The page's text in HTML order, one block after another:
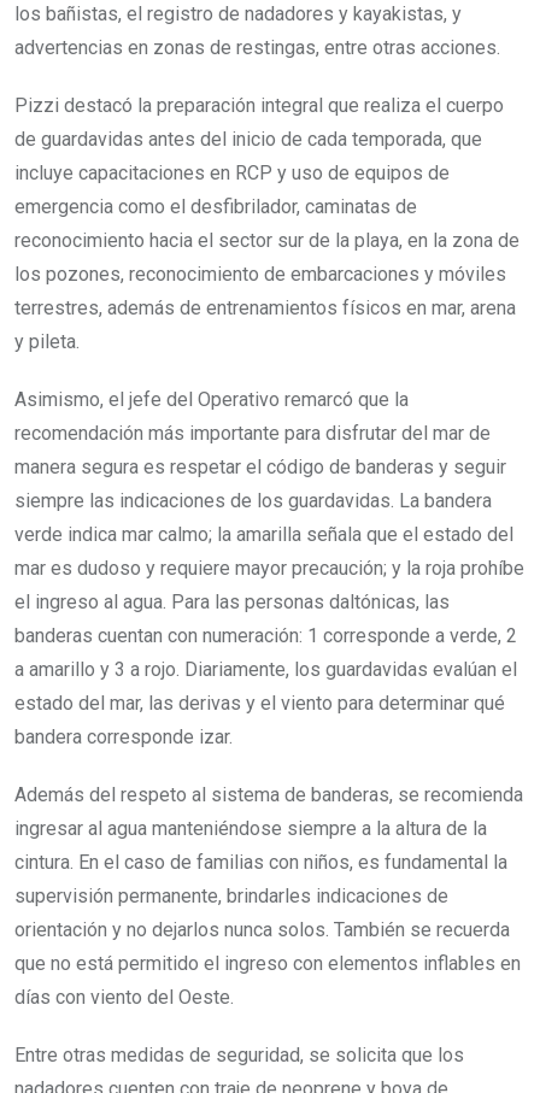
los bañistas, el registro de nadadores y kayakistas, y
advertencias en zonas de restingas, entre otras acciones.
Pizzi destacó la preparación integral que realiza el cuerpo
de guardavidas antes del inicio de cada temporada, que
incluye capacitaciones en RCP y uso de equipos de
emergencia como el desfibrilador, caminatas de
reconocimiento hacia el sector sur de la playa, en la zona de
los pozones, reconocimiento de embarcaciones y móviles
terrestres, además de entrenamientos físicos en mar, arena
y pileta.
Asimismo, el jefe del Operativo remarcó que la
recomendación más importante para disfrutar del mar de
manera segura es respetar el código de banderas y seguir
siempre las indicaciones de los guardavidas. La bandera
verde indica mar calmo; la amarilla señala que el estado del
mar es dudoso y requiere mayor precaución; y la roja prohíbe
el ingreso al agua. Para las personas daltónicas, las
banderas cuentan con numeración: 1 corresponde a verde, 2
a amarillo y 3 a rojo. Diariamente, los guardavidas evalúan el
estado del mar, las derivas y el viento para determinar qué
bandera corresponde izar.
Además del respeto al sistema de banderas, se recomienda
ingresar al agua manteniéndose siempre a la altura de la
cintura. En el caso de familias con niños, es fundamental la
supervisión permanente, brindarles indicaciones de
orientación y no dejarlos nunca solos. También se recuerda
que no está permitido el ingreso con elementos inflables en
días con viento del Oeste.
Entre otras medidas de seguridad, se solicita que los